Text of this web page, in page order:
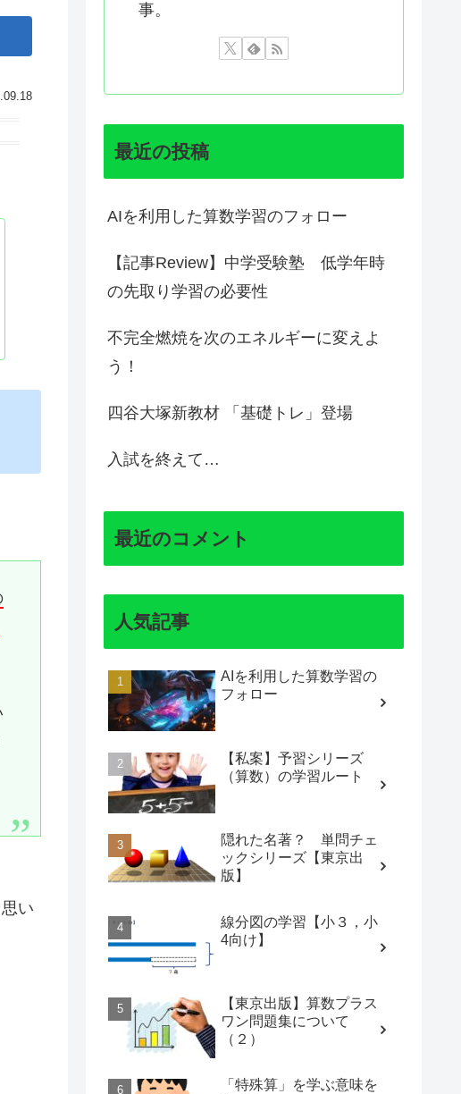
い
事。
最近の投稿
AIを利用した算数学習のフォロー
【記事Review】中学受験塾 低学年時
の先取り学習の必要性
不完全燃焼を次のエネルギーに変えよ
う！
四谷大塚新教材 「基礎トレ」登場
入試を終えて…
最近のコメント
人気記事
AIを利用した算数学習の
フォロー
【私案】予習シリーズ
（算数）の学習ルート
隠れた名著？ 単問チェ
ックシリーズ【東京出
版】
線分図の学習【小３，小
4向け】
【東京出版】算数プラス
ワン問題集について
（２）
「特殊算」を学ぶ意味を